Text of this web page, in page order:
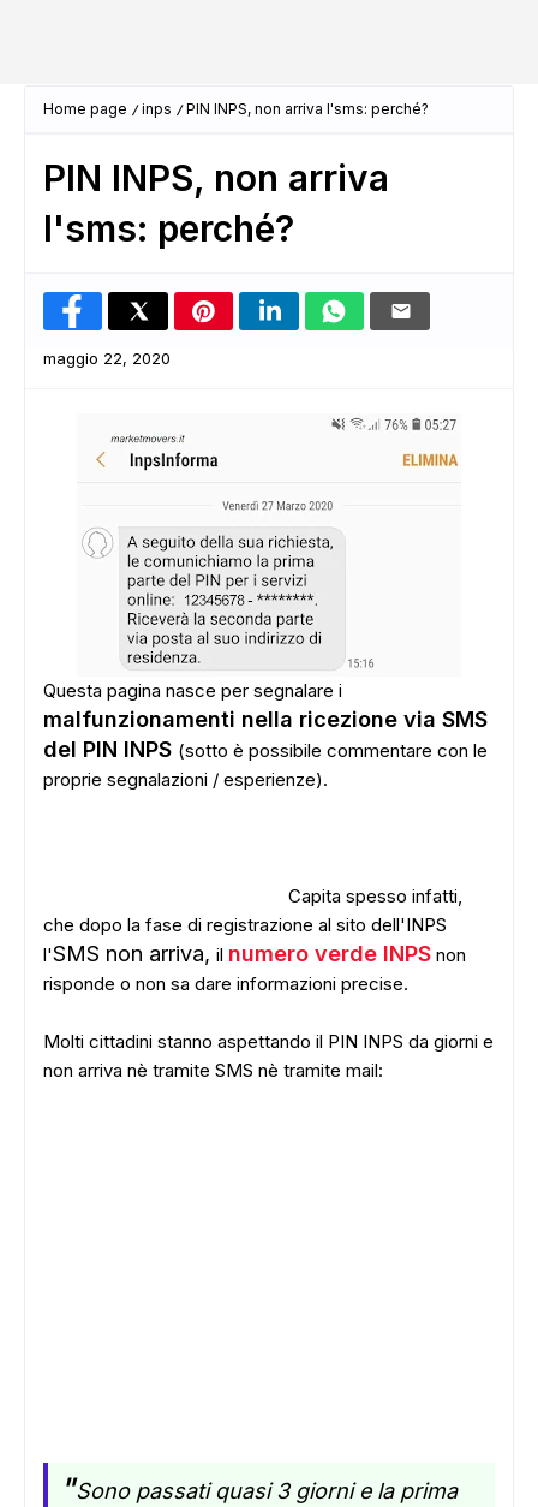
Home page inps PIN INPS, non arriva l'sms: perché?
PIN INPS, non arriva
l'sms: perché?
maggio 22, 2020
Questa pagina nasce per segnalare i
malfunzionamenti nella ricezione via SMS
del PIN INPS (sotto è possibile commentare con le
proprie segnalazioni / esperienze).
Capita spesso infatti,
che dopo la fase di registrazione al sito dell'INPS
l'SMS non arriva, il numero verde INPS non
risponde o non sa dare informazioni precise.
Molti cittadini stanno aspettando il PIN INPS da giorni e
non arriva nè tramite SMS nè tramite mail:
"Sono passati quasi 3 giorni e la prima